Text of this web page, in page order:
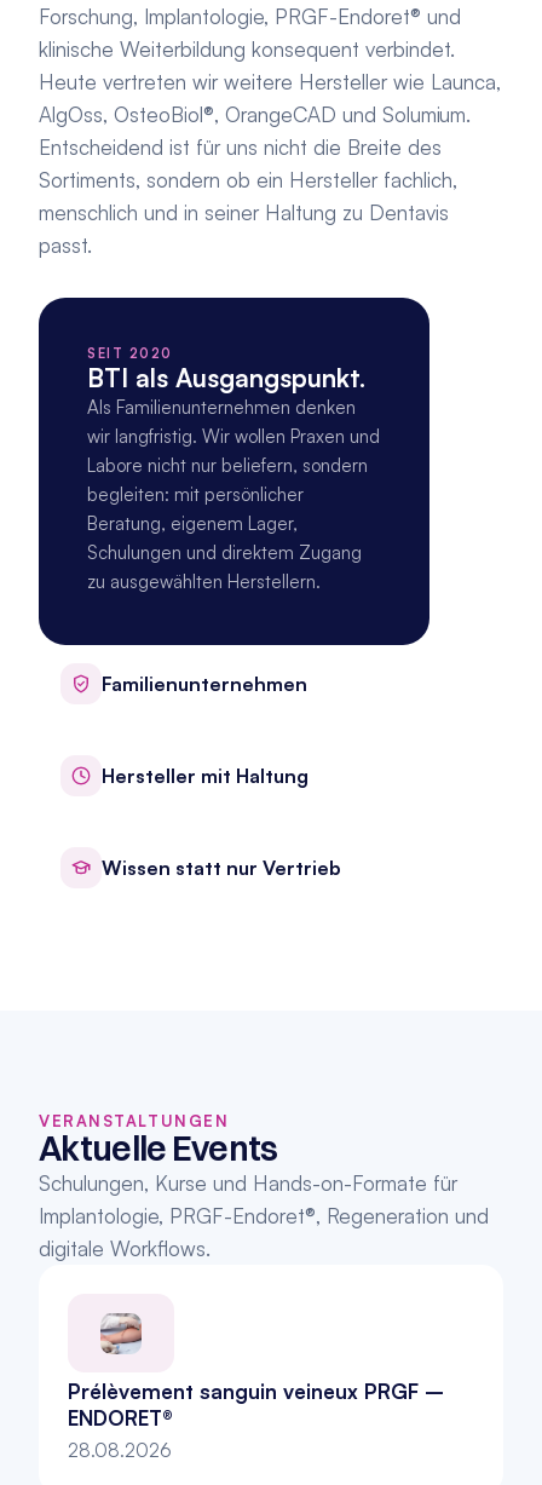
Forschung, Implantologie, PRGF-Endoret® und
klinische Weiterbildung konsequent verbindet.
Heute vertreten wir weitere Hersteller wie Launca,
AlgOss, OsteoBiol®, OrangeCAD und Solumium.
Entscheidend ist für uns nicht die Breite des
Sortiments, sondern ob ein Hersteller fachlich,
menschlich und in seiner Haltung zu Dentavis
passt.
SEIT 2020
BTI als Ausgangspunkt.
Als Familienunternehmen denken
wir langfristig. Wir wollen Praxen und
Labore nicht nur beliefern, sondern
begleiten: mit persönlicher
Beratung, eigenem Lager,
Schulungen und direktem Zugang
zu ausgewählten Herstellern.
Familienunternehmen
Hersteller mit Haltung
Wissen statt nur Vertrieb
VERANSTALTUNGEN
Aktuelle Events
Schulungen, Kurse und Hands-on-Formate für
Implantologie, PRGF-Endoret®, Regeneration und
digitale Workflows.
Prélèvement sanguin veineux PRGF –
ENDORET®
28.08.2026